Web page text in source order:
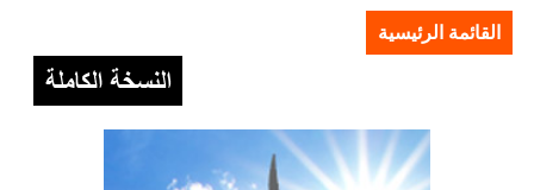
القائمة الرئيسية